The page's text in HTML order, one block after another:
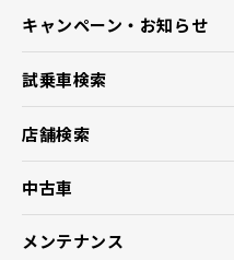
キャンペーン・お知らせ
試乗車検索
店舗検索
中古車
メンテナンス